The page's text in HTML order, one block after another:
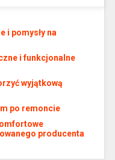
i pomysły na
i funkcjonalne
wyjątkową
po remoncie
producenta